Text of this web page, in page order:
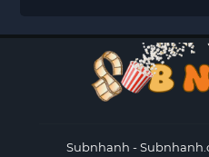
Subnhanh -